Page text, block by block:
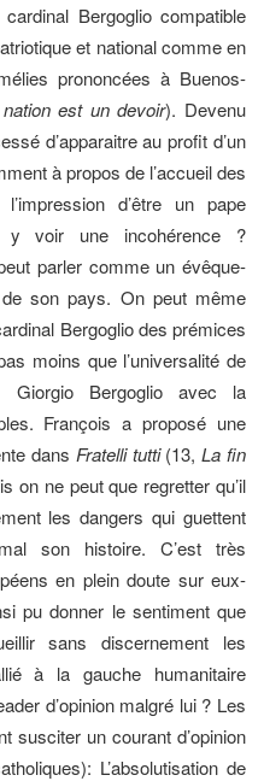
Bergoglio compatible
et national comme en
prononcées à Buenos-
est un devoir). Devenu
d’apparaitre au profit d’un
à propos de l’accueil des
d’être un pape
y voir une incohérence ?
parler comme un évêque-
son pays. On peut même
Bergoglio des prémices
moins que l’universalité de
Giorgio Bergoglio avec la
François a proposé une
dans Fratelli tutti(13,La fin
on ne peut que regretter qu’il
les dangers qui guettent
son histoire. C’est très
en plein doute sur eux-
pu donner le sentiment que
sans discernement les
à la gauche humanitaire
d’opinion malgré lui ? Les
susciter un courant d’opinion
L’absolutisation de